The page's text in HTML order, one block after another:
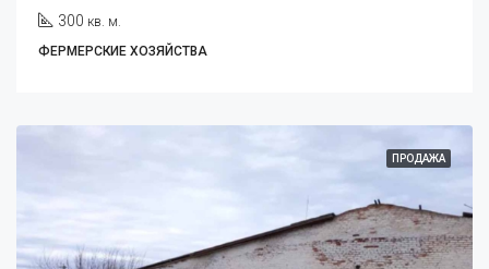
300 кв. м.
ФЕРМЕРСКИЕ ХОЗЯЙСТВА
ПРОДАЖА